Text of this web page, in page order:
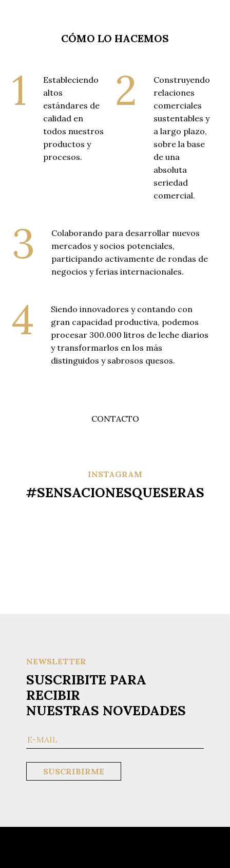
CÓMO LO HACEMOS
1
Estableciendo
altos
estándares de
calidad en
todos nuestros
productos y
procesos.
2
Construyendo
relaciones
comerciales
sustentables y
a largo plazo,
sobre la base
de una
absoluta
seriedad
comercial.
3
Colaborando para desarrollar nuevos
mercados y socios potenciales,
participando activamente de rondas de
negocios y ferias internacionales.
4
Siendo innovadores y contando con
gran capacidad productiva, podemos
procesar 300.000 litros de leche diarios
y transformarlos en los más
distinguidos y sabrosos quesos.
CONTACTO
INSTAGRAM
#SENSACIONESQUESERAS
NEWSLETTER
SUSCRIBITE PARA
RECIBIR
NUESTRAS NOVEDADES